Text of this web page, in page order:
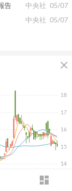
dashboard
登入
告
中央社 05/07
中央社 05/07
close
2026/07/16
14
15
16
17
18